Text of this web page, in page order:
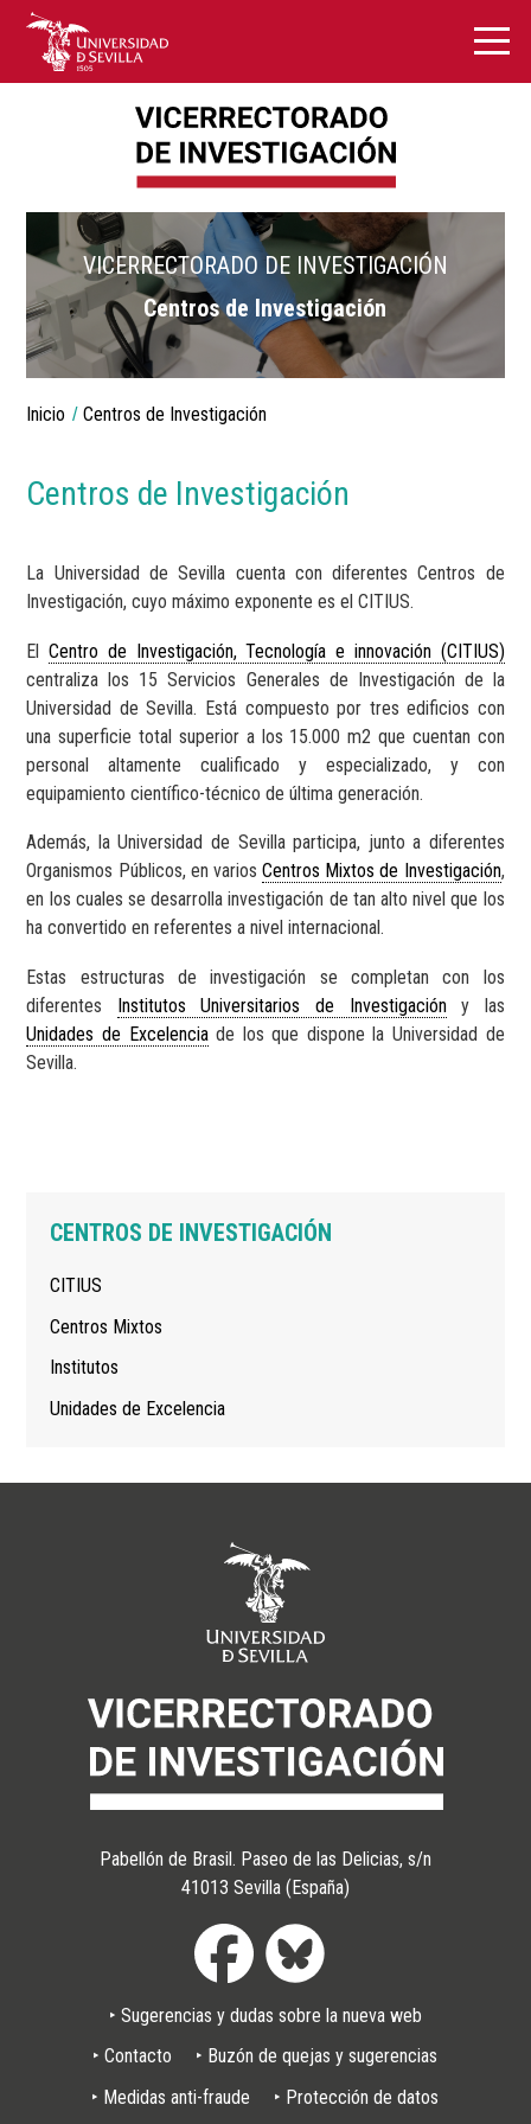
VICERRECTORADO DE INVESTIGACIÓN
Centros de Investigación
Breadcrumbs
You
Inicio Centros de Investigación
Centros de Investigación
La Universidad de Sevilla cuenta con diferentes Centros de
Investigación, cuyo máximo exponente es el CITIUS.
ElCentro de Investigación, Tecnología e innovación (CITIUS)
centraliza los 15 Servicios Generales de Investigación de la
Universidad de Sevilla. Está compuesto por tres edificios con
una superficie total superior a los 15.000 m2 que cuentan con
personal altamente cualificado y especializado, y con
equipamiento científico-técnico de última generación.
Además, la Universidad de Sevilla participa, junto a diferentes
Organismos Públicos, en variosCentros Mixtos de Investigación,
en los cuales se desarrolla investigación de tan alto nivel que los
ha convertido en referentes a nivel internacional.
Estas estructuras de investigación se completan con los
diferentes Institutos Universitarios de Investigacióny las
Unidades de Excelenciade los que dispone la Universidad de
Sevilla.
Navegación
CENTROS DE INVESTIGACIÓN
CITIUS
Centros Mixtos
Institutos
Unidades de Excelencia
Pabellón de Brasil. Paseo de las Delicias, s/n
41013 Sevilla (España)
página
‣ Sugerencias y dudas sobre la nueva web
‣ Contacto
‣ Buzón de quejas y sugerencias
‣ Medidas anti-fraude
‣ Protección de datos